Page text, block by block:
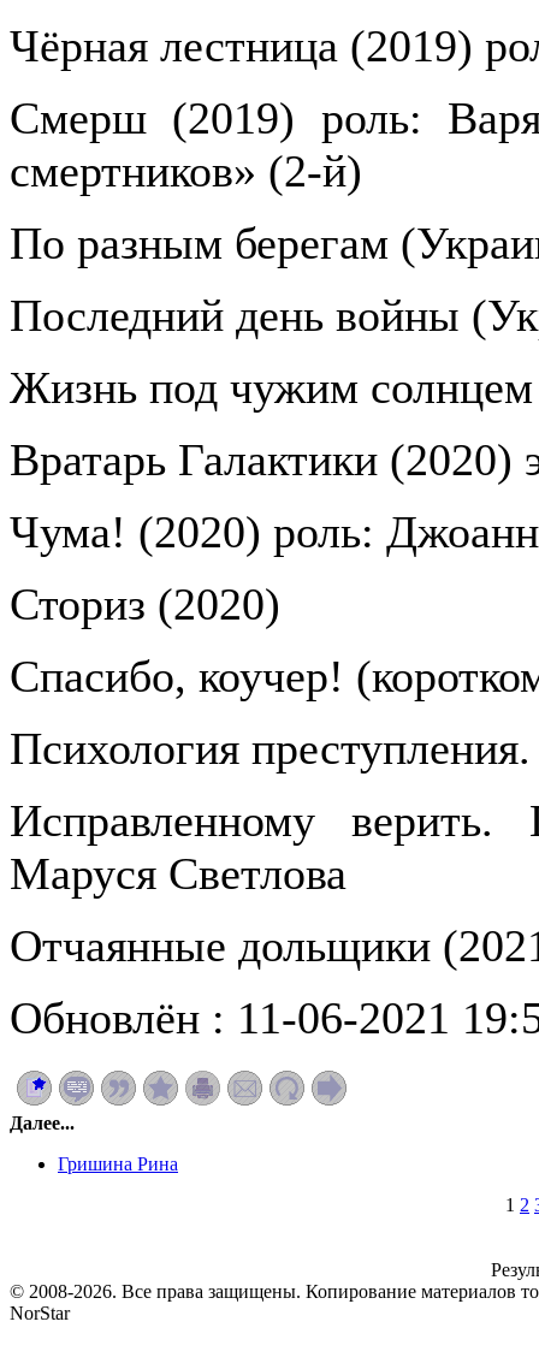
Чёрная лестница (2019)
Смерш (2019) роль:
смертников» (2-й)
По разным берегам
Последний день войны
Жизнь под чужим
Вратарь Галактики (2020)
Чума! (2020) роль:
Сториз (2020)
Спасибо, коучер!
Психология
Исправленному
Маруся Светлова
Отчаянные дольщики
Обновлён : 11-06-2021
Далее...
Гришина Рина
1 2
© 2008-2026. Все права защищены. Копирование материалов
NorStar